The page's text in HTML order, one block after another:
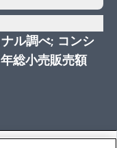
ル調べ; コンシ
総小売販売額